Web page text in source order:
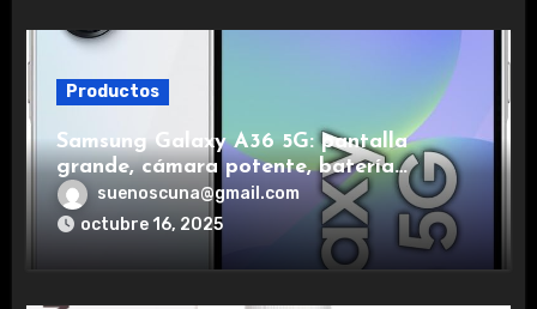
Productos
Samsung Galaxy A36 5G: pantalla
grande, cámara potente, batería
duradera y carga rápida para una
experiencia premium.
suenoscuna@gmail.com
octubre 16, 2025